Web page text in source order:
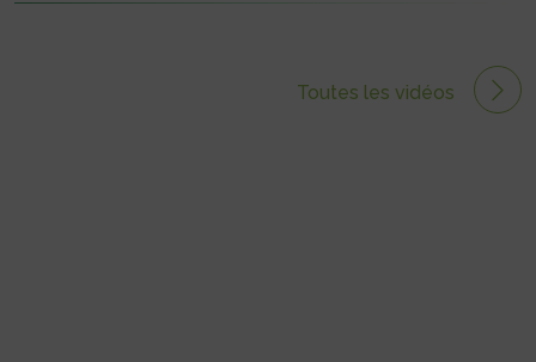
Toutes les vidéos